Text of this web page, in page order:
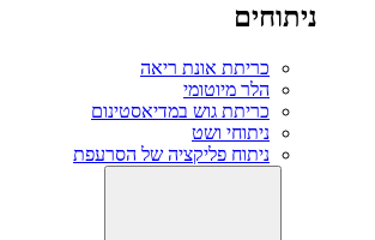
ניתוחים
כריתת אונת ריאה‎
הלר מיוטומי
כריתת גוש במדיאסטינום
ניתוחי ושט
ניתוח פליקציה של הסרעפת